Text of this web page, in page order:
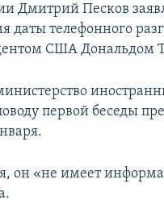
Дмитрий Песков
даты телефонного
США Дональдом
первой беседы
он «не имеет